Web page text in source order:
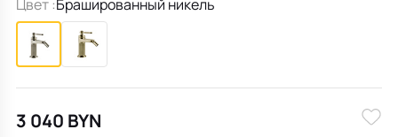
Цвет :Брашированный никель
3 040 BYN